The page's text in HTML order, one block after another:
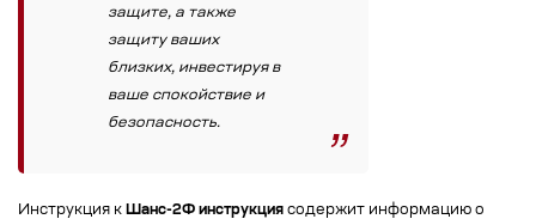
защите, а также
защиту ваших
близких, инвестируя в
ваше спокойствие и
безопасность.
Инструкция к Шанс-2Ф инструкция содержит информацию о